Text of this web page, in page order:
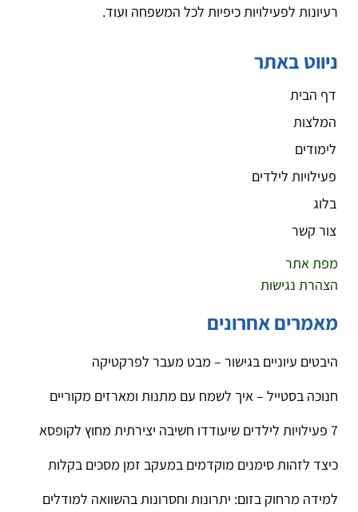
רעיונות לפעילויות כיפיות לכל המשפחה ועוד.
ניווט באתר
דף הבית
המלצות
לימודים
פעילויות לילדים
בלוג
צור קשר
מפת אתר
הצהרת נגישות
מאמרים אחרונים
היבטים עיוניים בגישור – מבט מעבר לפרקטיקה
חנוכה בסטייל – איך לשמח עם מתנות ומארזים מקוריים
7 פעילויות לילדים שיעודדו חשיבה יצירתית מחוץ לקופסא
כיצד לזהות סימנים מוקדמים במעקב זמן מסכים בקלות
למידה מרחוק בזום: יתרונות וחסרונות בהשוואה למודלים